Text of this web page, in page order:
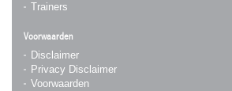
Trainers
Voorwaarden
Disclaimer
Privacy Disclaimer
Voorwaarden